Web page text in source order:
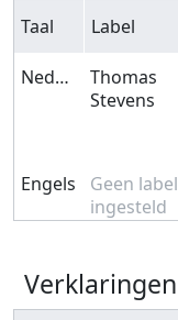
Taal Label
Nederlands
Thomas
Stevens
Engels
Geen label
ingesteld
Verklaringen